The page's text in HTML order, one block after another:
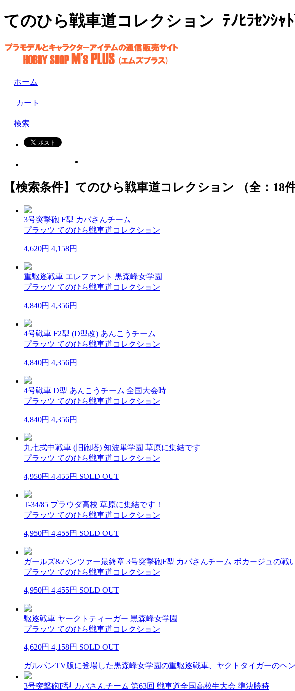
てのひら戦車道コレクション ﾃﾉﾋﾗｾﾝｼｬﾄ
ホーム
カート
検索
【検索条件】てのひら戦車道コレクション （全：18件
3号突撃砲 F型 カバさんチーム
プラッツ てのひら戦車道コレクション
4,620円 4,158円
重駆逐戦車 エレファント 黒森峰女学園
プラッツ てのひら戦車道コレクション
4,840円 4,356円
4号戦車 F2型 (D型改) あんこうチーム
プラッツ てのひら戦車道コレクション
4,840円 4,356円
4号戦車 D型 あんこうチーム 全国大会時
プラッツ てのひら戦車道コレクション
4,840円 4,356円
九七式中戦車 (旧砲塔) 知波単学園 草原に集結です
プラッツ てのひら戦車道コレクション
4,950円 4,455円 SOLD OUT
T-34/85 プラウダ高校 草原に集結です！
プラッツ てのひら戦車道コレクション
4,950円 4,455円 SOLD OUT
ガールズ&パンツァー最終章 3号突撃砲F型 カバさんチーム ボカージュの戦
プラッツ てのひら戦車道コレクション
4,950円 4,455円 SOLD OUT
駆逐戦車 ヤークトティーガー 黒森峰女学園
プラッツ てのひら戦車道コレクション
4,620円 4,158円 SOLD OUT
ガルパンTV版に登場した黒森峰女学園の重駆逐戦車、ヤクトタイガーのヘ
3号突撃砲F型 カバさんチーム 第63回 戦車道全国高校生大会 準決勝時